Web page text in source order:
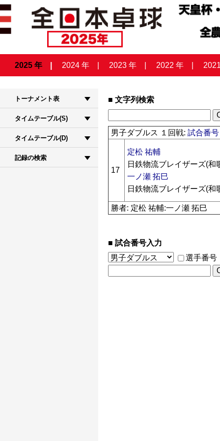
2025 年 2024 年 2023 年 2022 年
トーナメント表
タイムテーブル(S)
タイムテーブル(D)
記録の検索
文字列検索
男子ダブルス １回戦:試合番
17
定松 祐輔
日鉄物流ブレイザーズ(和
一ノ瀬 拓巳
日鉄物流ブレイザーズ(和
勝者: 定松 祐輔:一ノ瀬 拓巳
試合番号入力
選手番号